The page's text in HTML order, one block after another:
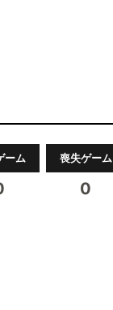
ーム 喪失ゲーム
0